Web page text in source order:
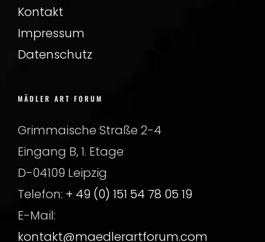
Kontakt
Impressum
Datenschutz
MÄDLER ART FORUM
Grimmaische Straße 2-4
Eingang B, 1. Etage
D-04109 Leipzig
Telefon: + 49 (0) 151 54 78 05 19
E-Mail:
kontakt@maedlerartforum.com